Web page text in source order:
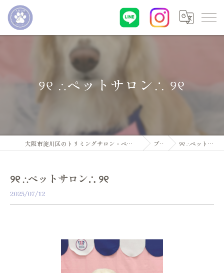
୨୧ ∴ペットサロン∴ ୨୧
大阪市淀川区のトリミングサロン・ペットサロンならDogsalon ARUN ブログ ୨୧ ∴ペットサロン∴ ୨୧
୨୧ ∴ペットサロン∴ ୨୧
2025/07/12